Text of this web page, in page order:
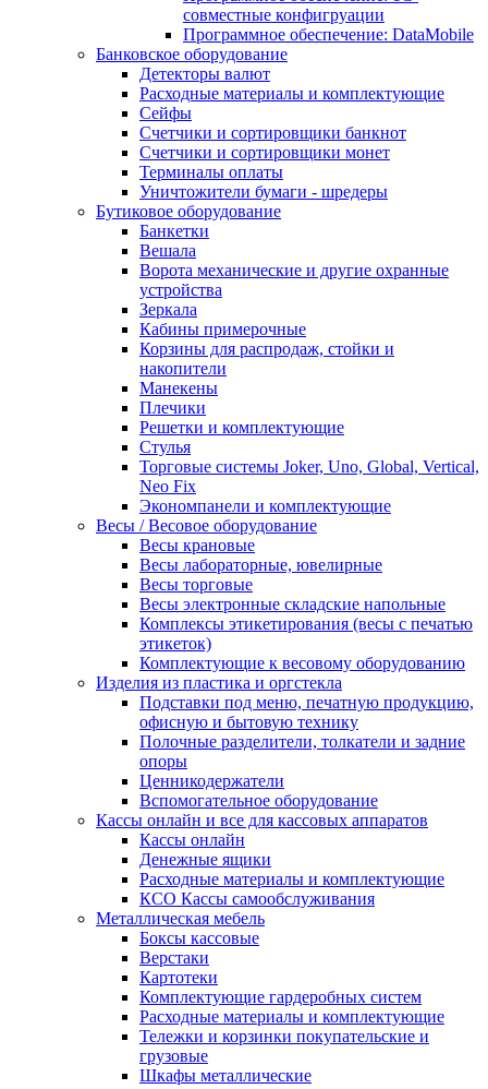
совместные конфигруации
Программное обеспечение: DataMobile
Банковское оборудование
Детекторы валют
Расходные материалы и комплектующие
Сейфы
Счетчики и сортировщики банкнот
Счетчики и сортировщики монет
Терминалы оплаты
Уничтожители бумаги - шредеры
Бутиковое оборудование
Банкетки
Вешала
Ворота механические и другие охранные
устройства
Зеркала
Кабины примерочные
Корзины для распродаж, стойки и
накопители
Манекены
Плечики
Решетки и комплектующие
Стулья
Торговые системы Joker, Uno, Global, Vertical,
Neo Fix
Экономпанели и комплектующие
Весы / Весовое оборудование
Весы крановые
Весы лабораторные, ювелирные
Весы торговые
Весы электронные складские напольные
Комплексы этикетирования (весы с печатью
этикеток)
Комплектующие к весовому оборудованию
Изделия из пластика и оргстекла
Подставки под меню, печатную продукцию,
офисную и бытовую технику
Полочные разделители, толкатели и задние
опоры
Ценникодержатели
Вспомогательное оборудование
Кассы онлайн и все для кассовых аппаратов
Кассы онлайн
Денежные ящики
Расходные материалы и комплектующие
КСО Кассы самообслуживания
Металлическая мебель
Боксы кассовые
Верстаки
Картотеки
Комплектующие гардеробных систем
Расходные материалы и комплектующие
Тележки и корзинки покупательские и
грузовые
Шкафы металлические